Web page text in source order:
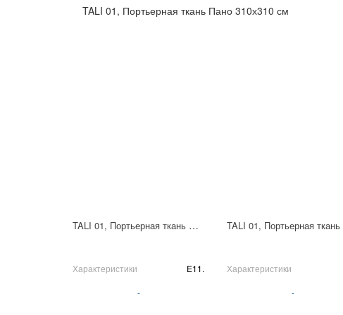
TALI 01, Портьерная ткань Пано 310х310 см
TALI 01, Портьерная ткань Пано 310х310 см
Характеристики
E11.
-
Характеристики
-